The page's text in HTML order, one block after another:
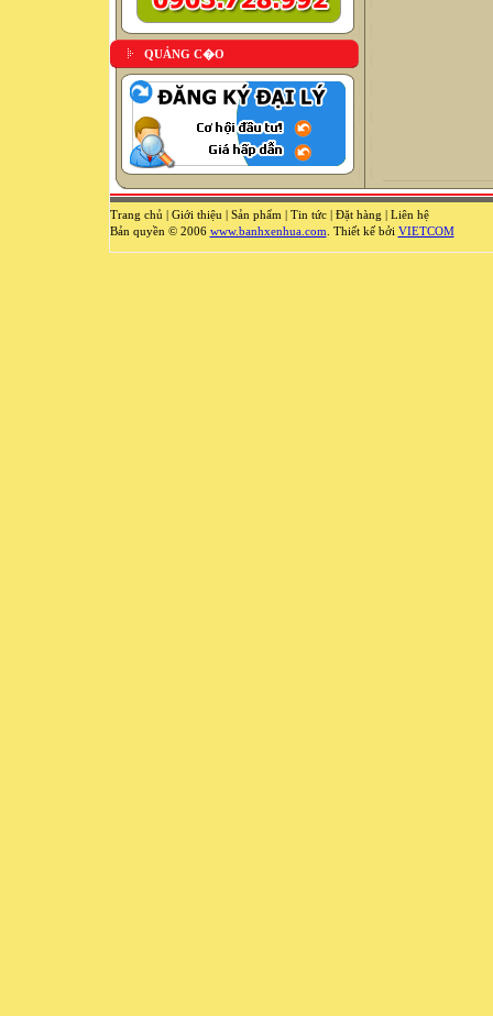
QUẢNG C�O
Trang chủ | Giới thiệu | Sản phẩm | Tin tức| Đặt hàng | Liên hệ
Bản quyền © 2006 www.banhxenhua.com . Thiết kế bởi VIETCOM